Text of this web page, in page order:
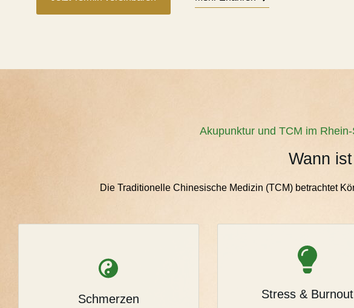
Akupunktur und TCM im
Wann
Die Traditionelle Chinesische Medizin (TCM) betrachtet
Schmerzen Stress & Burnout